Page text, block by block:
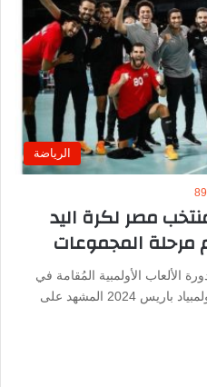
الرياضة
باريس 2024 .. منتخب مصر لكرة اليد
مرحلة المجموعات
الألعاب الأولمبية المُقامة في
العاصمة الفرنسية المعروفة باسم أولمبياد باريس 2024 المشهد على